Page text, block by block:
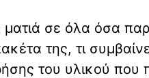
σε όλα όσα
της, τι
του υλικού που